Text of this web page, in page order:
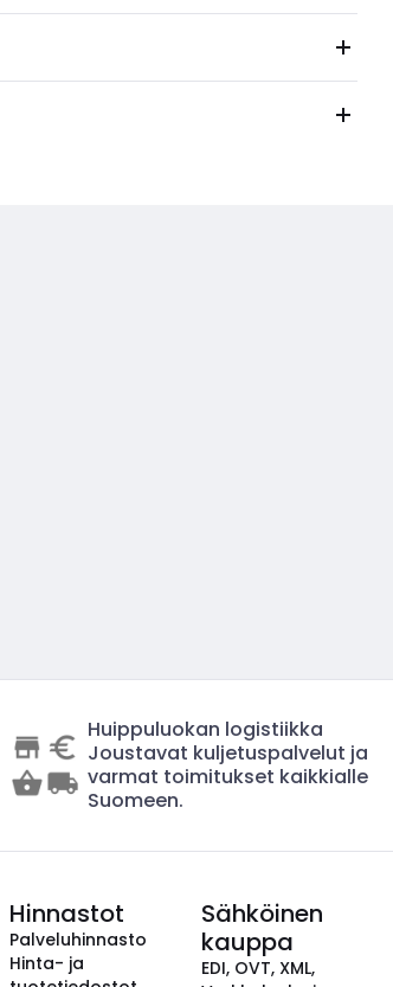
Huippuluokan logistiikka
Joustavat kuljetuspalvelut ja
varmat toimitukset kaikkialle
Suomeen.
Hinnastot
Palveluhinnasto
Hinta- ja
Sähköinen
kauppa
EDI, OVT, XML,